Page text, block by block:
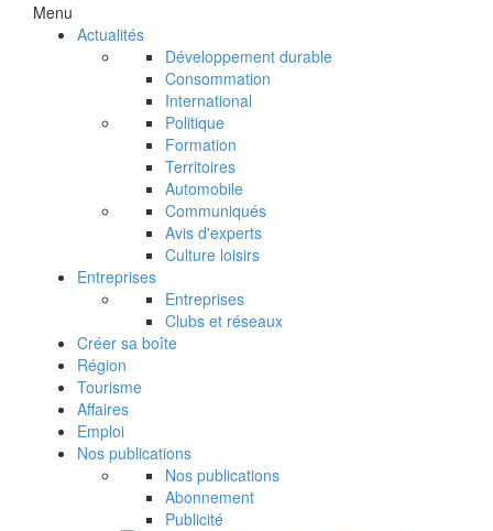
Menu
Actualités
Développement durable
Consommation
International
Politique
Formation
Territoires
Automobile
Communiqués
Avis d'experts
Culture loisirs
Entreprises
Entreprises
Clubs et réseaux
Créer sa boîte
Région
Tourisme
Affaires
Emploi
Nos publications
Nos publications
Abonnement
Publicité